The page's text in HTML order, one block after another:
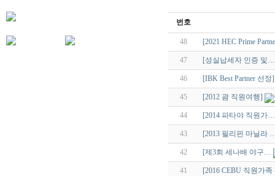
번호
48 [2021 HEC Prime
47 [성실납세자 인증 및…
46 [IBK Best Partner 선정]
45 [2012 괌 직원여행]
44 [2014 파타야 직원가…
43 [2013 필리핀 마닐라
42 [제3회 세나배 야구…
41 [2016 CEBU 직원가